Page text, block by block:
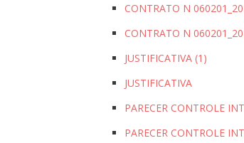
CONTRATO N
CONTRATO N
JUSTIFICATIVA (1)
JUSTIFICATIVA
PARECER CONTROLE
PARECER CONTROLE